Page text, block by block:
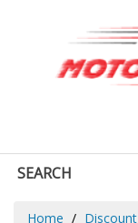
SEARCH
Home